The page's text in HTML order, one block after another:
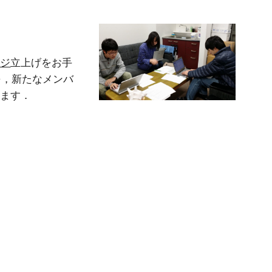
立上げをお手
新たなメンバ
す．